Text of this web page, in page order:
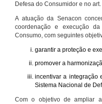
Defesa do Consumidor e no
A atuação da Senacon
coordenação e execução
Consumo, com seguintes
garantir a proteção e
promover a
incentivar a integração
Sistema Nacional de
Com o objetivo de ampliar